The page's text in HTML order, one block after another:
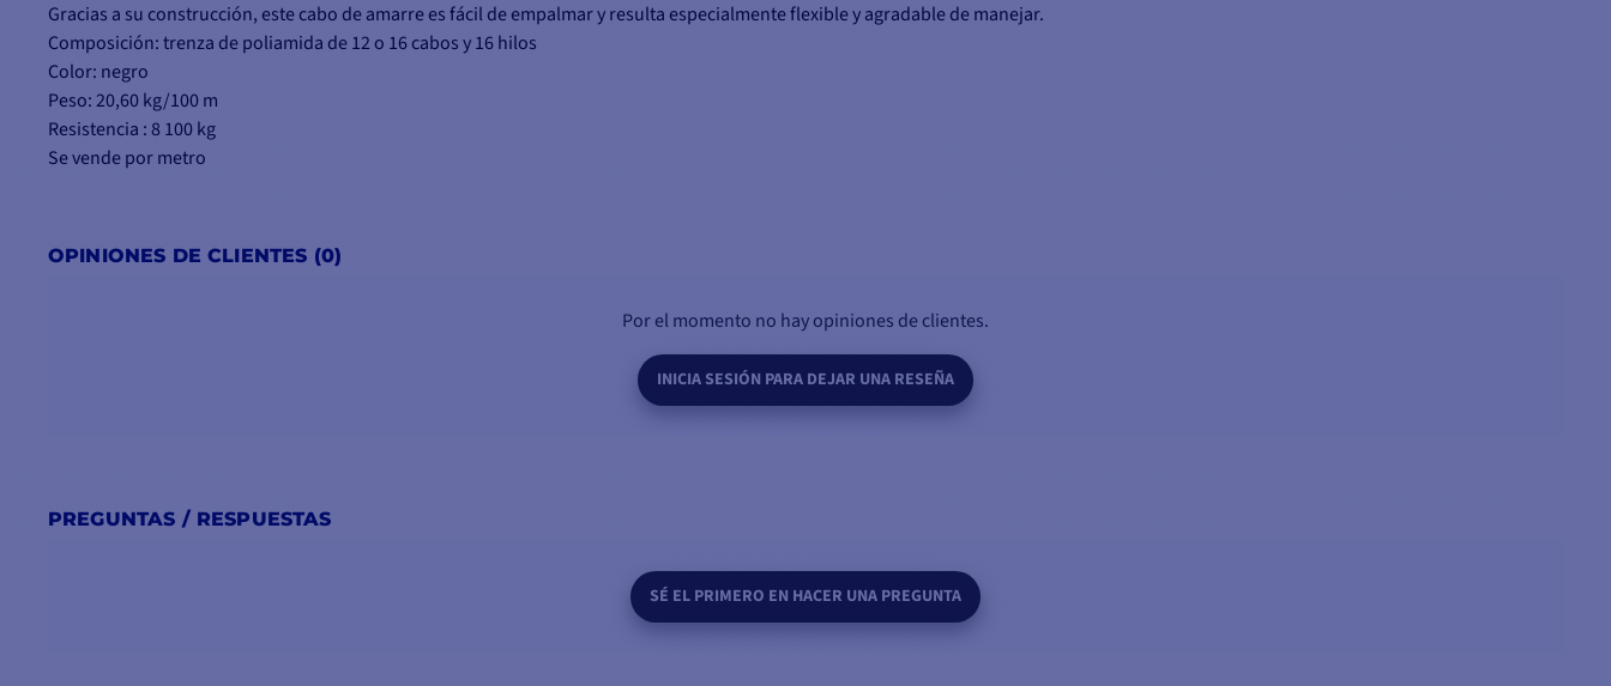
Gracias a su construcción, este cabo de amarre es fácil de empalmar y resulta especialmente flexible y agradable de manejar.
Composición: trenza de poliamida de 12 o 16 cabos y 16 hilos
Color: negro
Peso: 20,60 kg/100 m
Resistencia : 8 100 kg
Se vende por metro
OPINIONES DE CLIENTES (0)
Por el momento no hay opiniones de clientes.
INICIA SESIÓN PARA DEJAR UNA RESEÑA
PREGUNTAS / RESPUESTAS
SÉ EL PRIMERO EN HACER UNA PREGUNTA